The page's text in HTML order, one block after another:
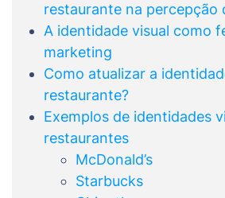
restaurante na percepção
A identidade visual como
marketing
Como atualizar a
restaurante?
Exemplos de identidades
restaurantes
McDonald’s
Starbucks